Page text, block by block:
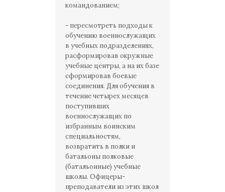
командованием;
- пересмотреть подходы к
обучению военнослужащих
в учебных подразделениях,
расформировав окружные
учебные центры, а на их базе
сформировав боевые
соединения. Для обучения в
течение четырех месяцев
поступивших
военнослужащих по
избранным воинским
специальностям,
возвратить в полки и
батальоны полковые
(батальонные) учебные
школы. Офицеры-
преподаватели из этих школ